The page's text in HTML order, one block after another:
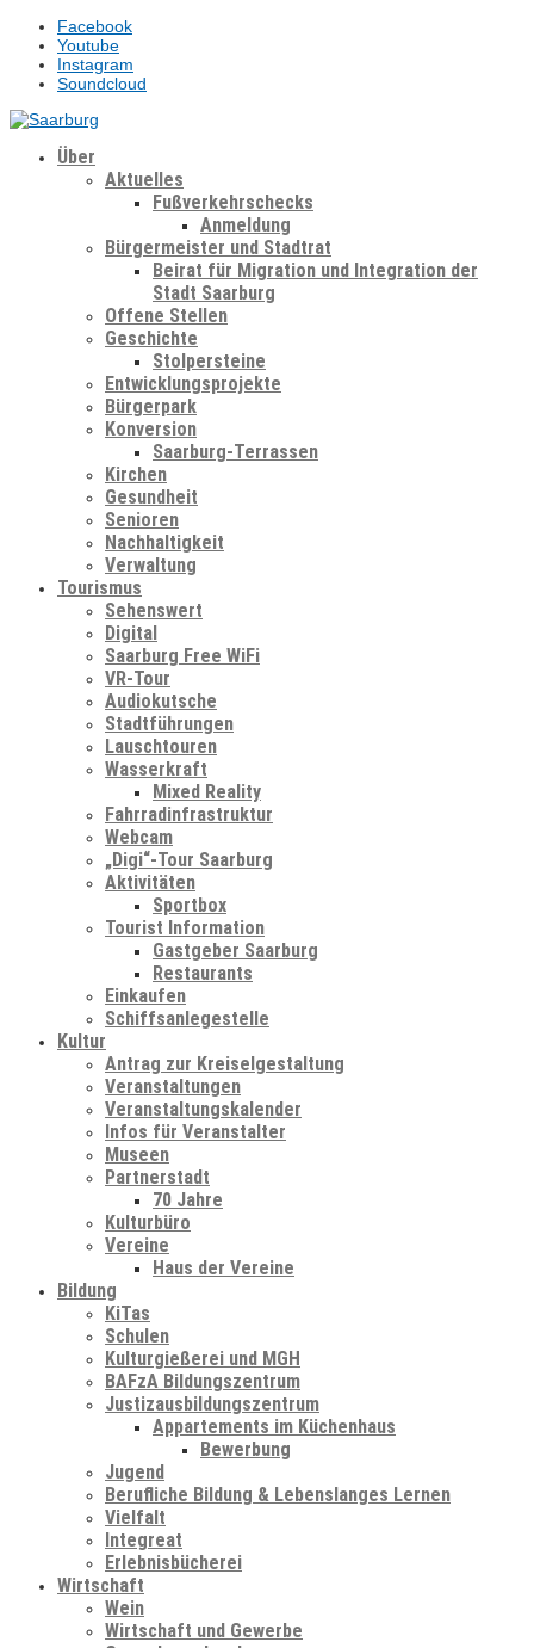
Facebook
Youtube
Instagram
Soundcloud
Über
Aktuelles
Fußverkehrschecks
Anmeldung
Bürgermeister und Stadtrat
Beirat für Migration und Integration der
Stadt Saarburg
Offene Stellen
Geschichte
Stolpersteine
Entwicklungsprojekte
Bürgerpark
Konversion
Saarburg-Terrassen
Kirchen
Gesundheit
Senioren
Nachhaltigkeit
Verwaltung
Tourismus
Sehenswert
Digital
Saarburg Free WiFi
VR-Tour
Audiokutsche
Stadtführungen
Lauschtouren
Wasserkraft
Mixed Reality
Fahrradinfrastruktur
Webcam
„Digi“-Tour Saarburg
Aktivitäten
Sportbox
Tourist Information
Gastgeber Saarburg
Restaurants
Einkaufen
Schiffsanlegestelle
Kultur
Antrag zur Kreiselgestaltung
Veranstaltungen
Veranstaltungskalender
Infos für Veranstalter
Museen
Partnerstadt
70 Jahre
Kulturbüro
Vereine
Haus der Vereine
Bildung
KiTas
Schulen
Kulturgießerei und MGH
BAFzA Bildungszentrum
Justizausbildungszentrum
Appartements im Küchenhaus
Bewerbung
Jugend
Berufliche Bildung & Lebenslanges Lernen
Vielfalt
Integreat
Erlebnisbücherei
Wirtschaft
Wein
Wirtschaft und Gewerbe